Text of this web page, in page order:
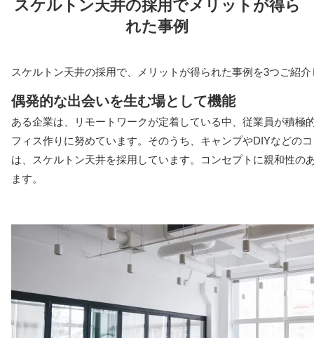
スケルトン天井の採用でメリットが得ら
れた事例
スケルトン天井の採用で、メリットが得られた事例を3つご紹
偶発的な出会いを生む場として機能
ある企業は、リモートワークが定着している中、従業員が積極
フィス作りに努めています。そのうち、キャンプやDIYなどの
は、スケルトン天井を採用しています。コンセプトに親和性の
ます。